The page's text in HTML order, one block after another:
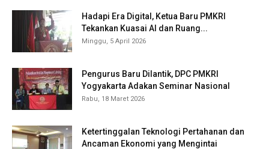
Hadapi Era Digital, Ketua Baru PMKRI
Tekankan Kuasai AI dan Ruang...
Minggu, 5 April 2026
Pengurus Baru Dilantik, DPC PMKRI
Yogyakarta Adakan Seminar Nasional
Rabu, 18 Maret 2026
Ketertinggalan Teknologi Pertahanan dan
Ancaman Ekonomi yang Mengintai